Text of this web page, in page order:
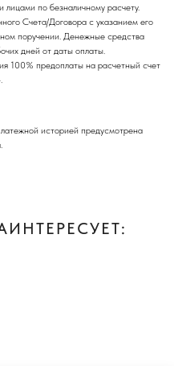
по безналичному расчету.
Счета/Договора с указанием его
поручении. Денежные средства
дней от даты оплаты.
100% предоплаты на расчетный счет
историей предусмотрена